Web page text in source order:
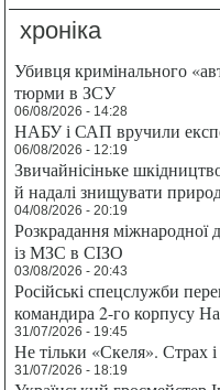
хроніка
Убивця кримінального
тюрми в ЗСУ
06/08/2026 - 14:28
НАБУ і САП вручили
06/08/2026 - 12:19
Звичайнісіньке
й надалі знищувати
04/08/2026 - 20:19
Розкрадання міжнародної
із МЗС в СІЗО
03/08/2026 - 20:43
Російські спецслужби
командира 2-го корпусу
31/07/2026 - 19:45
Не тільки «Скеля».
31/07/2026 - 18:19